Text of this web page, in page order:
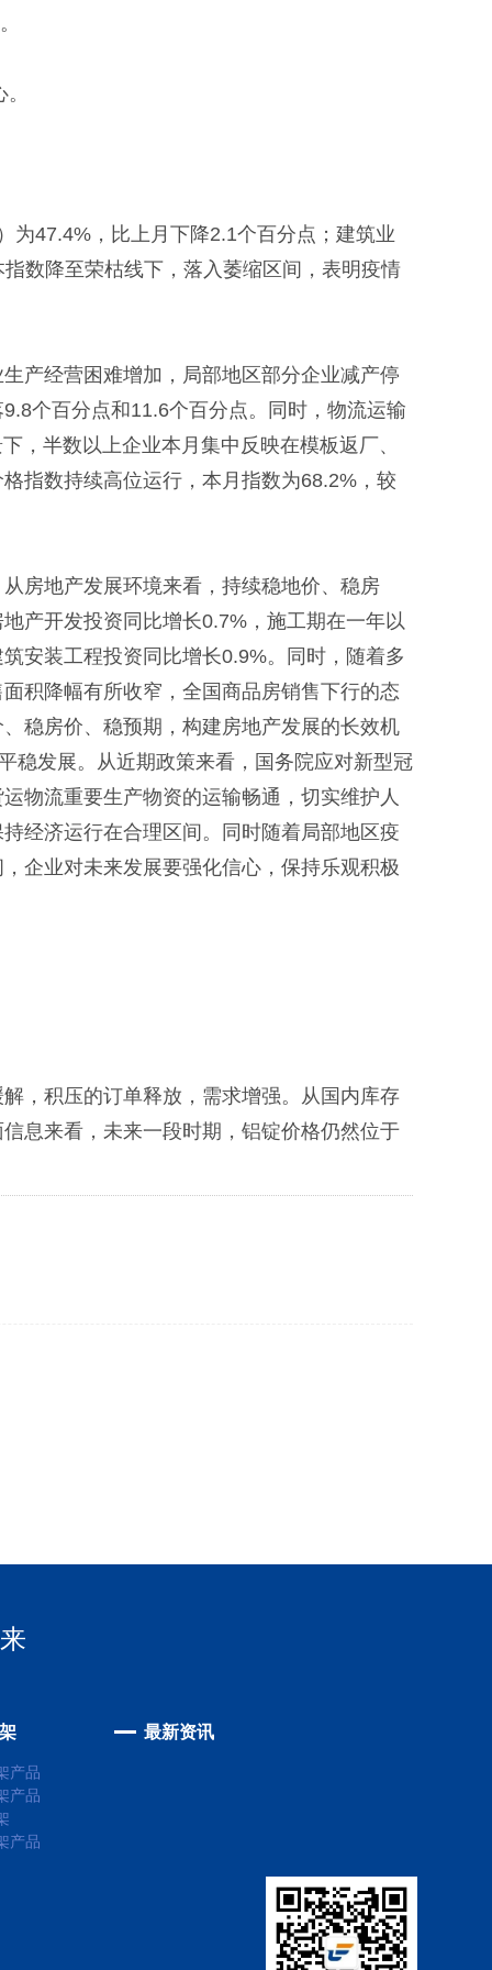
为47.4%，比上月下降2.1个百分点；建筑业
数降至荣枯线下，落入萎缩区间，表明疫情
产经营困难增加，局部地区部分企业减产停
个百分点和11.6个百分点。同时，物流运输
，半数以上企业本月集中反映在模板返厂、
指数持续高位运行，本月指数为68.2%，较
房地产发展环境来看，持续稳地价、稳房
产开发投资同比增长0.7%，施工期在一年以
安装工程投资同比增长0.9%。同时，随着多
积降幅有所收窄，全国商品房销售下行的态
稳房价、稳预期，构建房地产发展的长效机
稳发展。从近期政策来看，国务院应对新型冠
物流重要生产物资的运输畅通，切实维护人
经济运行在合理区间。同时随着局部地区疫
企业对未来发展要强化信心，保持乐观积极
，积压的订单释放，需求增强。从国内库存
息来看，未来一段时期，铝锭价格仍然位于
产品
产品
产品
最新资讯